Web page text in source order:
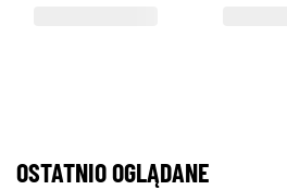
OSTATNIO OGLĄDANE